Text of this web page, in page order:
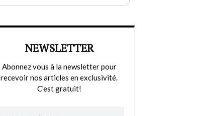
NEWSLETTER
Abonnez vous à la newsletter pour
recevoir nos articles en exclusivité.
C'est gratuit!